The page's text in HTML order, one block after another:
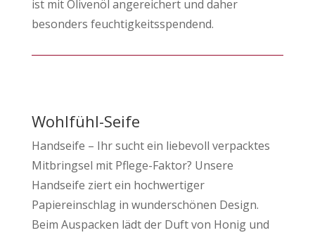
ist mit Olivenöl angereichert und daher
besonders feuchtigkeitsspendend.
Wohlfühl-Seife
Handseife – Ihr sucht ein liebevoll verpacktes
Mitbringsel mit Pflege-Faktor? Unsere
Handseife ziert ein hochwertiger
Papiereinschlag in wunderschönen Design.
Beim Auspacken lädt der Duft von Honig und